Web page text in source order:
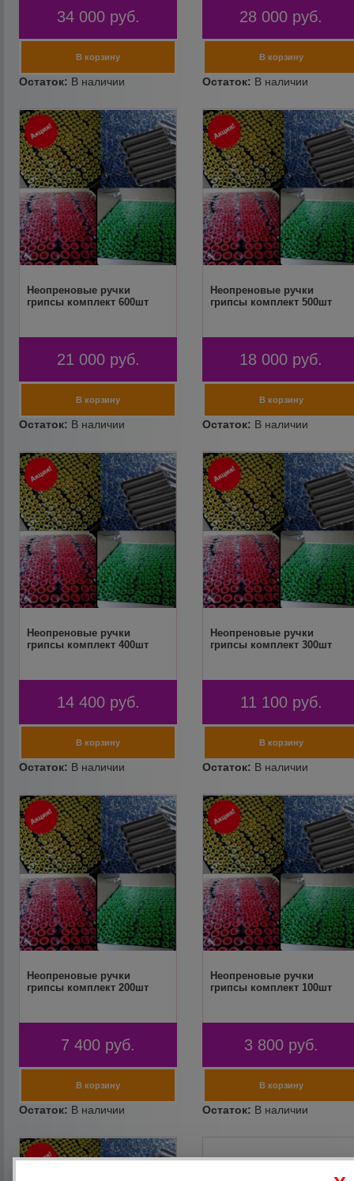
34 000 руб. 28 000 руб.
Неопреновые ручки
грипсы комплект 600шт
21 000 руб.
Неопреновые ручки
грипсы комплект 500шт
18 000 руб.
Неопреновые ручки
грипсы комплект 400шт
14 400 руб.
Неопреновые ручки
грипсы комплект 300шт
11 100 руб.
Неопреновые ручки
грипсы комплект 200шт
7 400 руб.
Неопреновые ручки
грипсы комплект 100шт
3 800 руб.